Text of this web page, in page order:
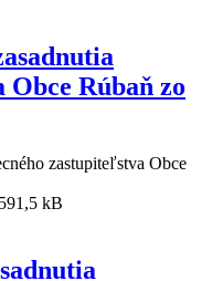
Obce Rúbaň zo
zastupiteľstva Obce
kB